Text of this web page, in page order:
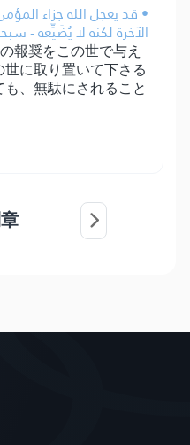
• قد يعجل الله جزاء
الآخرة لكنه لا يُضَيِّعه -
報奨をこの世で与え
に取り置いて下さる
、無駄にされること